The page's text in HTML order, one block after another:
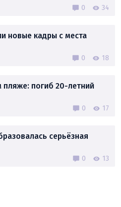
0 34
новые кадры с места
0 18
погиб 20-летний
0 17
серьёзная
0 13